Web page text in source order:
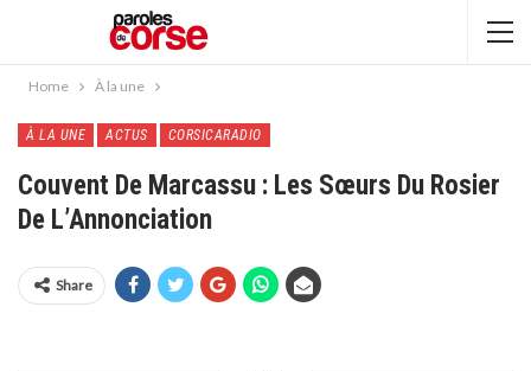
Home À la une
À LA UNE ACTUS CORSICARADIO
Couvent De Marcassu : Les Sœurs Du Rosier
De L’Annonciation
Share